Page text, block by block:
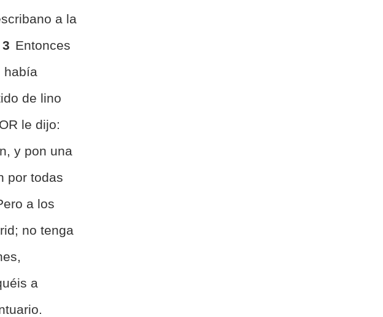
a la
3 Entonces
había
de lino
le dijo:
y pon una
por todas
a los
no tenga
a